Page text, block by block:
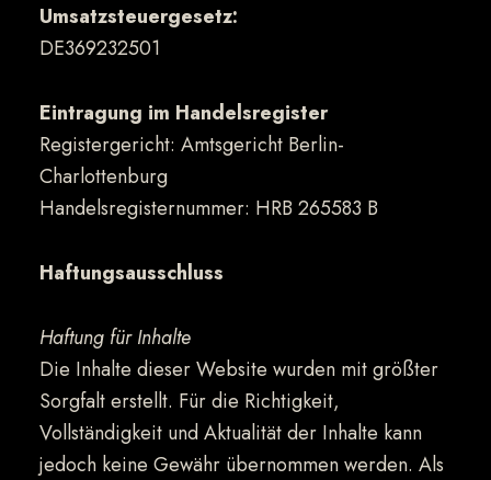
Umsatzsteuergesetz:
DE369232501
Eintragung im Handelsregister
Registergericht: Amtsgericht Berlin-
Charlottenburg
Handelsregisternummer: HRB 265583 B
Haftungsausschluss
Haftung für Inhalte
Die Inhalte dieser Website wurden mit größter
Sorgfalt erstellt. Für die Richtigkeit,
Vollständigkeit und Aktualität der Inhalte kann
jedoch keine Gewähr übernommen werden. Als